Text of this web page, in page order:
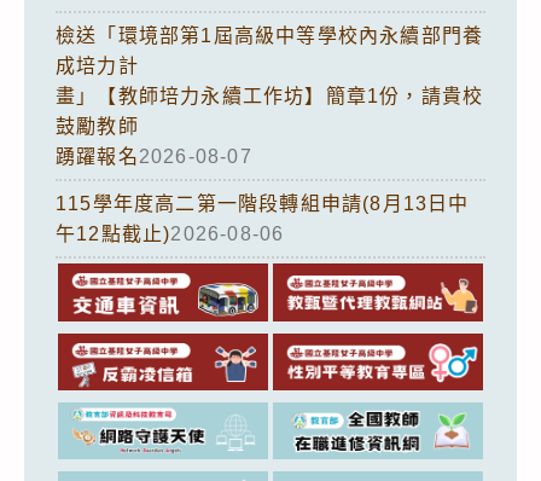
檢送「環境部第1屆高級中等學校內永續部門養
成培力計
畫」【教師培力永續工作坊】簡章1份，請貴校
鼓勵教師
踴躍報名2026-08-07
115學年度高二第一階段轉組申請(8月13日中
午12點截止)2026-08-06